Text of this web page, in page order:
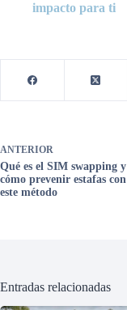
impacto para ti
ANTERIOR
Qué es el SIM swapping y
cómo prevenir estafas con
este método
Entradas relacionadas